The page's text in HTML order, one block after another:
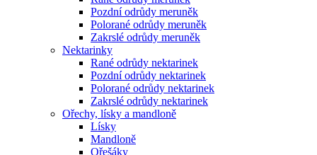
Pozdní odrůdy meruněk
Polorané odrůdy meruněk
Zakrslé odrůdy meruněk
Nektarinky
Rané odrůdy nektarinek
Pozdní odrůdy nektarinek
Polorané odrůdy nektarinek
Zakrslé odrůdy nektarinek
Ořechy, lísky a mandloně
Lísky
Mandloně
Ořešáky